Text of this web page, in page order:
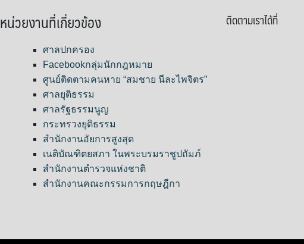
หน่วยงานที่เกี่ยวข้อง
ศาลปกครอง
Facebookกลุ่มนักกฎหมาย
ศูนย์ติดตามคนหาย “สมชาย นีละไพจิตร”
ศาลยุติธรรม
ศาลรัฐธรรมนูญ
กระทรวงยุติธรรม
สำนักงานอัยการสูงสุด
เนติบัณฑิตยสภา ในพระบรมราชูปถัมภ์
สำนักงานตำรวจแห่งชาติ
สำนักงานคณะกรรมการกฤษฎีกา
ติดตามเราได้ที่